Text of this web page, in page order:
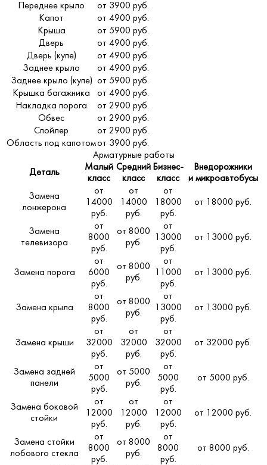
Переднее крыло
от 3900 руб.
Капот
от 4900 руб.
Крыша
от 5900 руб.
Дверь
от 4900 руб.
Дверь (купе)
от 4900 руб.
Заднее крыло
от 4900 руб.
Заднее крыло (купе) от 5900 руб.
Крышка багажника
от 4900 руб.
Накладка порога
от 2900 руб.
Обвес
от 2900 руб.
Спойлер
от 2900 руб.
Область под капотомот 3900 руб.
Арматурные работы
Деталь
Малый
класс
Средний
класс
Бизнес-
класс
Внедорожники
и микроавтобусы
Замена
лонжерона
от
14000
руб.
от
14000
руб.
от
18000
руб.
от 18000 руб.
Замена
телевизора
от
8000
руб.
от 8000
руб.
от
13000
руб.
от 13000 руб.
Замена порога
от
6000
руб.
от 8000
руб.
от
11000
руб.
от 13000 руб.
Замена крыла
от
8000
руб.
от 8000
руб.
от
13000
руб.
от 13000 руб.
Замена крыши
от
32000
руб.
от
32000
руб.
от
32000
руб.
от 32000 руб.
Замена задней
панели
от
5000
руб.
от 5000
руб.
от
5000
руб.
от 5000 руб.
Замена боковой
стойки
от
12000
руб.
от
12000
руб.
от
12000
руб.
от 12000 руб.
Замена стойки
лобового стекла
от
8000
руб.
от 8000
руб.
от
8000
руб.
от 8000 руб.